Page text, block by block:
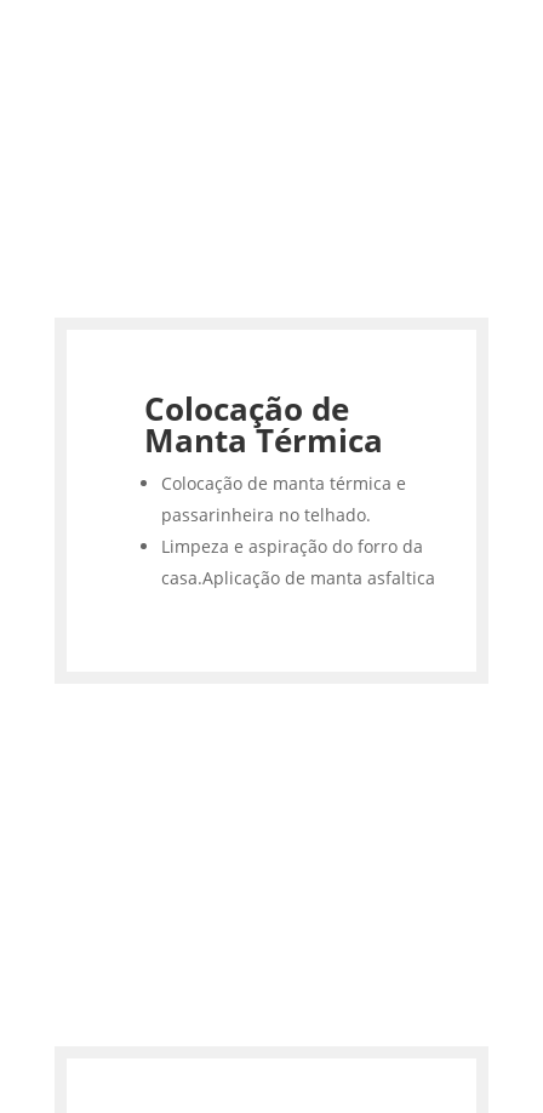
Colocação de
Manta Térmica
Colocação de manta térmica e
passarinheira no telhado.
Limpeza e aspiração do forro da
casa.Aplicação de manta asfaltica